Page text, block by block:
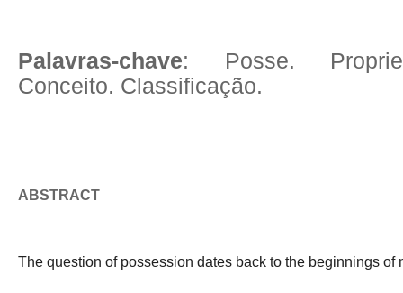
Palavras-chave: Posse.
Conceito. Classificação.
ABSTRACT
The question of possession dates back to the beginnings